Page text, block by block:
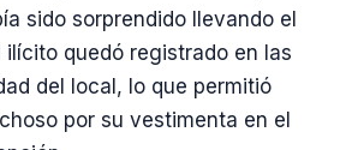
sido sorprendido llevando el
ilícito quedó registrado en las
del local, lo que permitió
por su vestimenta en el